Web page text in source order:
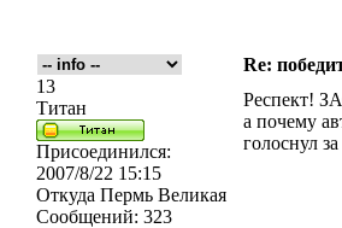
Re:
13
Титан
Присоединился:
2007/8/22 15:15
Откуда Пермь Великая
Сообщений: 323
Респект!
а почему
голоснул